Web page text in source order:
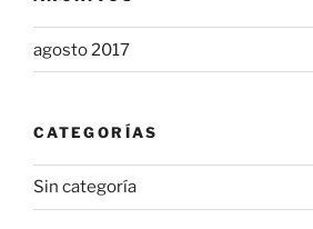
agosto 2017
CATEGORÍAS
Sin categoría